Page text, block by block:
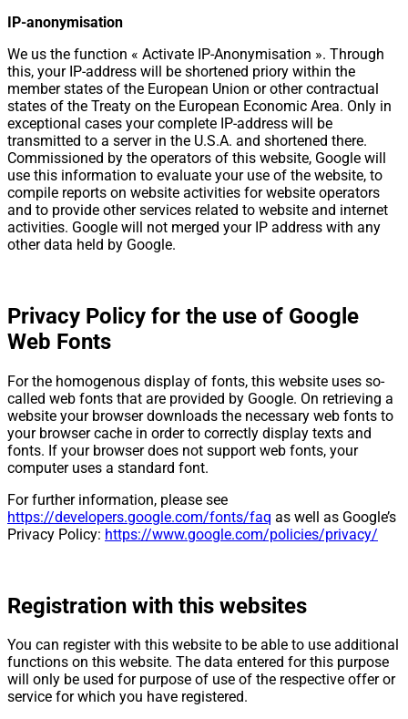
IP-anonymisation
We us the function « Activate IP-Anonymisation ». Through
this, your IP-address will be shortened priory within the
member states of the European Union or other contractual
states of the Treaty on the European Economic Area. Only in
exceptional cases your complete IP-address will be
transmitted to a server in the U.S.A. and shortened there.
Commissioned by the operators of this website, Google will
use this information to evaluate your use of the website, to
compile reports on website activities for website operators
and to provide other services related to website and internet
activities. Google will not merged your IP address with any
other data held by Google.
Privacy Policy for the use of Google
Web Fonts
For the homogenous display of fonts, this website uses so-
called web fonts that are provided by Google. On retrieving a
website your browser downloads the necessary web fonts to
your browser cache in order to correctly display texts and
fonts. If your browser does not support web fonts, your
computer uses a standard font.
For further information, please see
https://developers.google.com/fonts/faq as well as Google’s
Privacy Policy: https://www.google.com/policies/privacy/
Registration with this websites
You can register with this website to be able to use additional
functions on this website. The data entered for this purpose
will only be used for purpose of use of the respective offer or
service for which you have registered.